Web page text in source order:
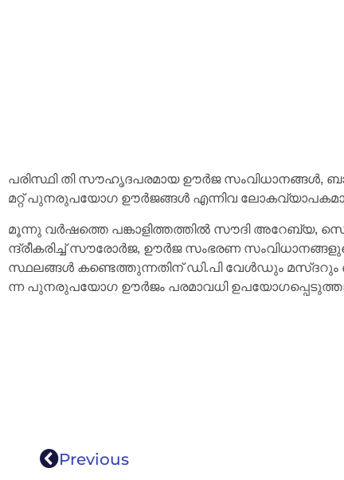
പരിസ്ഥി തി സൗഹൃദപരമായ ഊർജ സംവിധാനങ്ങൾ,
മറ്റ് പുനരുപയോഗ ഊർജങ്ങൾ എന്നിവ
മൂന്നു വർഷത്തെ പങ്കാളിത്തത്തിൽ സൗദി അറേബ്യ,
ന്ദ്രീകരിച്ച് സൗരോർജ, ഊർജ സംഭരണ
സ്ഥലങ്ങൾ കണ്ടെത്തുന്നതിന് ഡി.പി വേൾഡും മസ്‌ദറും
ന്ന പുനരുപയോഗ ഊർജം പരമാവധി
Previous